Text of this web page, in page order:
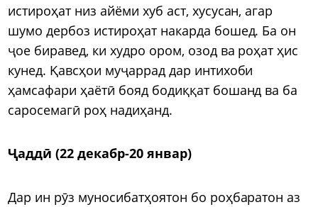
истироҳат низ айёми хуб аст, хусусан, агар
шумо дербоз истироҳат накарда бошед. Ба он
ҷое биравед, ки худро ором, озод ва роҳат ҳис
кунед. Қавсҳои муҷаррад дар интихоби
ҳамсафари ҳаётӣ бояд бодиққат бошанд ва ба
саросемагӣ роҳ надиҳанд.
Ҷаддӣ (22 декабр-20 январ)
Дар ин рӯз муносибатҳоятон бо роҳбаратон аз